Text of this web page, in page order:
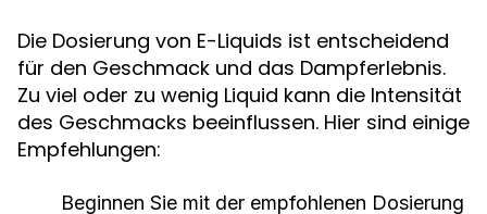
Die Dosierung von E-Liquids ist entscheidend
für den Geschmack und das Dampferlebnis.
Zu viel oder zu wenig Liquid kann die Intensität
des Geschmacks beeinflussen. Hier sind einige
Empfehlungen:
Beginnen Sie mit der empfohlenen Dosierung